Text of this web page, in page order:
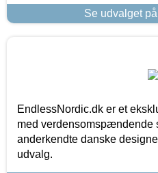
Se udvalget
EndlessNordic.dk er et
med verdensomspændende
anderkendte danske
udvalg.